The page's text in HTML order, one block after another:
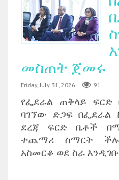
መስጠት ጀመሩ
Friday, July 31, 2026 91
የፌደራል ጠቅላይ
ባገኘው ድጋፍ በፌደራል
ደረጃ ፍርድ ቤቶች
ተጨማሪ ስማርት
አስመርቆ ወደ ስራ